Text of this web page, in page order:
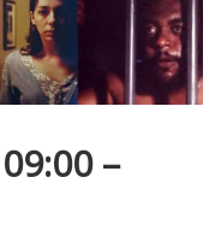
–